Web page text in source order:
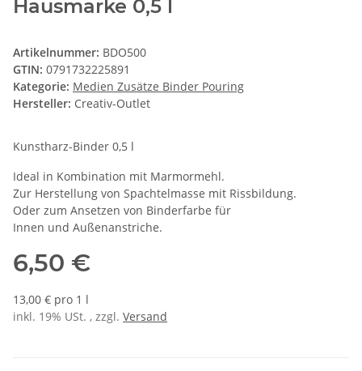
Hausmarke 0,5 l
Artikelnummer: BDO500
GTIN: 0791732225891
Kategorie: Medien Zusätze Binder Pouring
Hersteller: Creativ-Outlet
Kunstharz-Binder 0,5 l
Ideal in Kombination mit Marmormehl.
Zur Herstellung von Spachtelmasse mit Rissbildung.
Oder zum Ansetzen von Binderfarbe für
Innen und Außenanstriche.
6,50 €
13,00 € pro 1 l
inkl. 19% USt. , zzgl. Versand